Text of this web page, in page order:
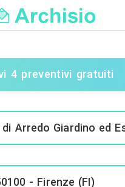
4 preventivi gratuiti